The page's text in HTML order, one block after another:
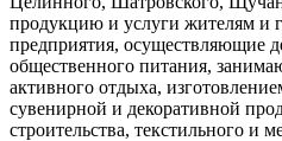
продукцию и услуги жителям и
предприятия, осуществляющие
общественного питания,
активного отдыха,
сувенирной и декоративной
строительства, текстильного и